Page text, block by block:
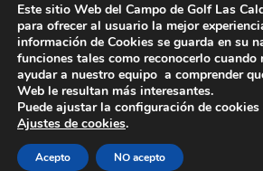
Destacada
Otras
© 2022 UTE GOLF LAS
Este sitio Web del Campo de Golf Las
para ofrecer al usuario la mejor
información de Cookies se guarda en su
funciones tales como reconocerlo cuando
ayudar a nuestro equipo a comprender
Web le resultan más interesantes.
Puede ajustar la configuración de cookies
Ajustes de cookies.
Acepto NO acepto